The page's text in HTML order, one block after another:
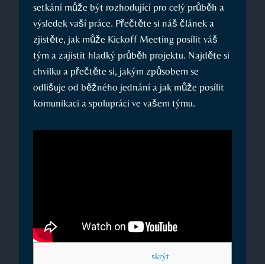
setkání může být rozhodující pro celý průběh a
výsledek vaší práce. Přečtěte si náš článek a
zjistěte, jak může Kickoff Meeting posílit váš
tým a zajistit hladký průběh projektu. Najděte si
chvilku a přečtěte si, jakým způsobem se
odlišuje od běžného jednání a jak může posílit
komunikaci a spolupráci ve vašem týmu.
skrýt]